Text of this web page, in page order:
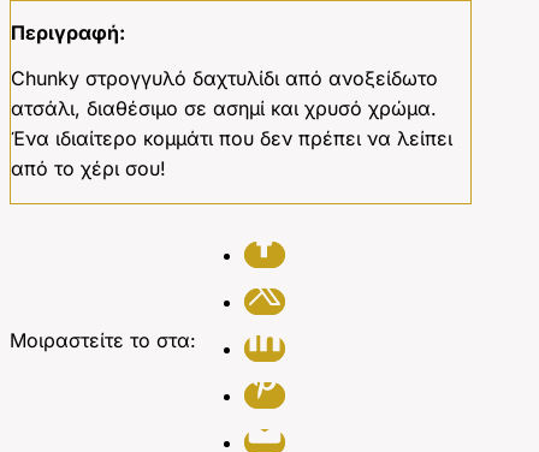
Περιγραφή:
Chunky στρογγυλό δαχτυλίδι από ανοξείδωτο
ατσάλι, διαθέσιμο σε ασημί και χρυσό χρώμα.
Ένα ιδιαίτερο κομμάτι που δεν πρέπει να λείπει
από το χέρι σου!
Μοιραστείτε το στα: